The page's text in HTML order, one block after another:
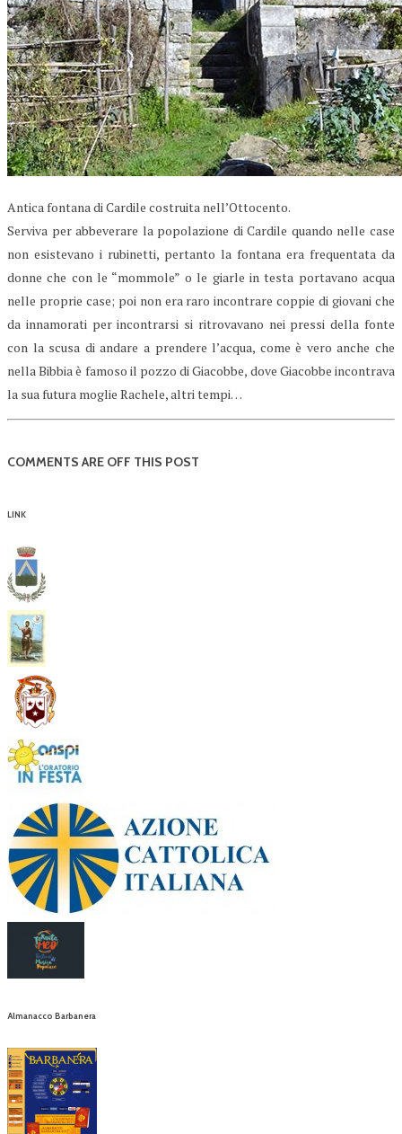
Antica fontana di Cardile costruita nell’Ottocento.
Serviva per abbeverare la popolazione di Cardile quando nelle case
non esistevano i rubinetti, pertanto la fontana era frequentata da
donne che con le “mommole” o le giarle in testa portavano acqua
nelle proprie case; poi non era raro incontrare coppie di giovani che
da innamorati per incontrarsi si ritrovavano nei pressi della fonte
con la scusa di andare a prendere l’acqua, come è vero anche che
nella Bibbia è famoso il pozzo di Giacobbe, dove Giacobbe incontrava
la sua futura moglie Rachele, altri tempi…
COMMENTS ARE OFF THIS POST
LINK
Almanacco Barbanera